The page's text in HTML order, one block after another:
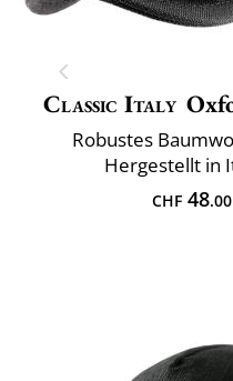
Classic Italy
Robustes
Hergestellt in
CHF48.00